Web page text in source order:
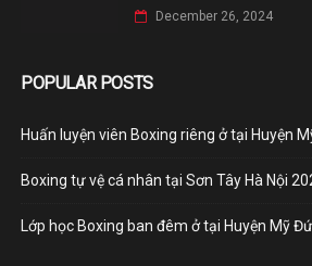
December 26, 2024
POPULAR POSTS
Huấn luyện viên Boxing riêng ở tại Huyện
Boxing tự vệ cá nhân tại Sơn Tây Hà Nội
Lớp học Boxing ban đêm ở tại Huyện Mỹ